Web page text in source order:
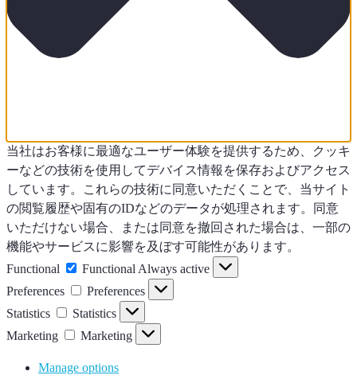
当社はお客様に最適なユーザー体験を提供するため、クッキ
ーなどの技術を使用してデバイス情報を保存およびアクセス
しています。これらの技術に同意いただくことで、当サイト
の閲覧履歴や固有のIDなどのデータが処理されます。同意
いただけない場合、または同意を撤回された場合は、一部の
機能やサービスに影響を及ぼす可能性があります。
Functional
Functional Always active
Preferences
Preferences
Statistics
Statistics
Marketing
Marketing
Manage options